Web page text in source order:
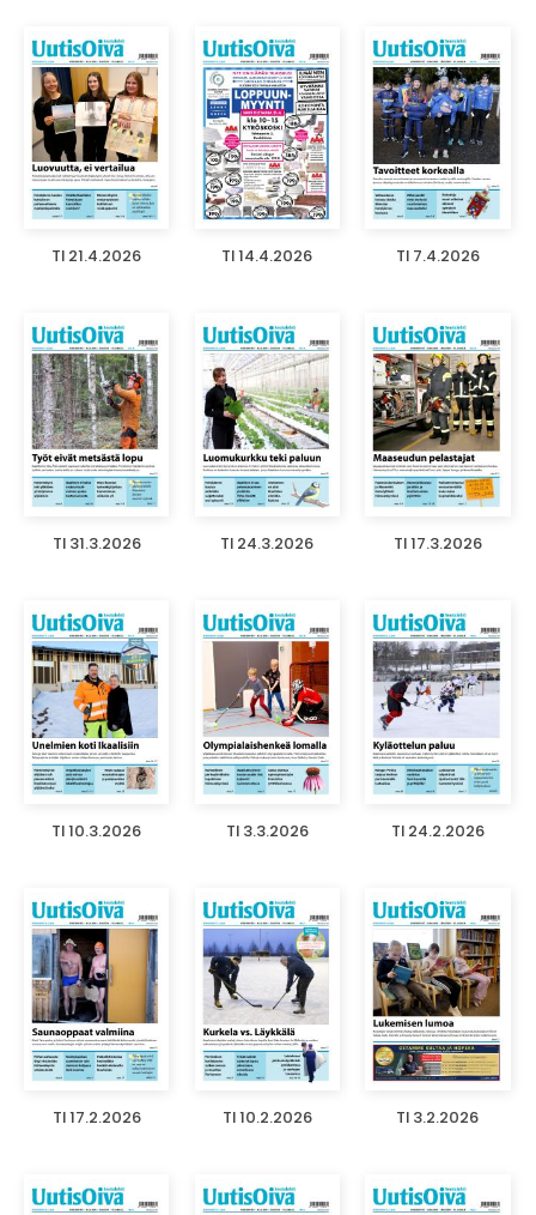
TI 21.4.2026 TI 14.4.2026 TI 7.4.2026
TI 31.3.2026 TI 24.3.2026 TI 17.3.2026
TI 10.3.2026 TI 3.3.2026 TI 24.2.2026
TI 17.2.2026 TI 10.2.2026 TI 3.2.2026